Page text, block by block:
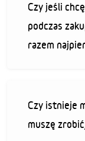
Czy jeśli
podczas
razem
Czy istnieje
muszę